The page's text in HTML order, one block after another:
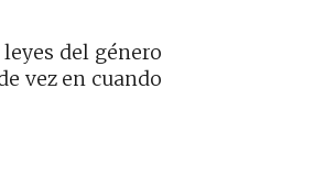
del género
vez en cuando